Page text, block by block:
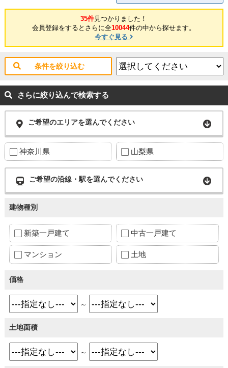
35件見つかりました！
会員登録をするとさらに全10044件の中から探せます。
今すぐ見る
条件を絞り込む
さらに絞り込んで検索する
ご希望のエリアを選んでください
神奈川県 山梨県
ご希望の沿線・駅を選んでください
建物種別
新築一戸建て 中古一戸建て
マンション 土地
価格
～
土地面積
～